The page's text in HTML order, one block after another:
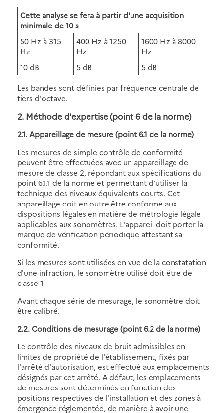
Cette analyse se fera à partir d'une acquisition
minimale de 10 s
50 Hz à 315
Hz
400 Hz à 1250
Hz
1600 Hz à 8000
Hz
10 dB
5 dB
5 dB
Les bandes sont définies par fréquence centrale de
tiers d'octave.
2. Méthode d'expertise (point 6 de la norme)
2.1. Appareillage de mesure (point 6.1 de la norme)
Les mesures de simple contrôle de conformité
peuvent être effectuées avec un appareillage de
mesure de classe 2, répondant aux spécifications du
point 6.1.1 de la norme et permettant d'utiliser la
technique des niveaux équivalents courts. Cet
appareillage doit en outre être conforme aux
dispositions légales en matière de métrologie légale
applicables aux sonomètres. L'appareil doit porter la
marque de vérification périodique attestant sa
conformité.
Si les mesures sont utilisées en vue de la constatation
d'une infraction, le sonomètre utilisé doit être de
classe 1.
Avant chaque série de mesurage, le sonomètre doit
être calibré.
2.2. Conditions de mesurage (point 6.2 de la norme)
Le contrôle des niveaux de bruit admissibles en
limites de propriété de l'établissement, fixés par
l'arrêté d'autorisation, est effectué aux emplacements
désignés par cet arrêté. A défaut, les emplacements
de mesures sont déterminés en fonction des
positions respectives de l'installation et des zones à
émergence réglementée, de manière à avoir une